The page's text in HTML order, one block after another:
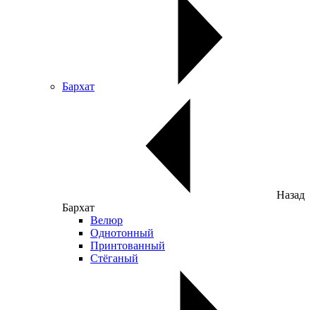
Бархат
Назад
Бархат
Велюр
Однотонный
Принтованный
Стёганый